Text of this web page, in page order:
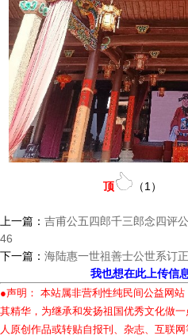
顶 （1 ）
上一篇： 吉甫公五四郎千三郎念四评
46
下一篇： 海陆惠一世祖善士公世系订
我也想在此上传信
●声明： 本站属非营利性纯民间公益网
其精华，为继承和发扬祖国优秀文化做
人原创作品或转贴自报刊、杂志、互联